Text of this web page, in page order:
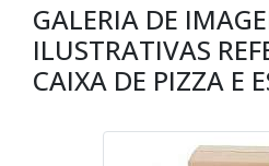
GALERIA DE
ILUSTRATIVAS
CAIXA DE PIZZA E